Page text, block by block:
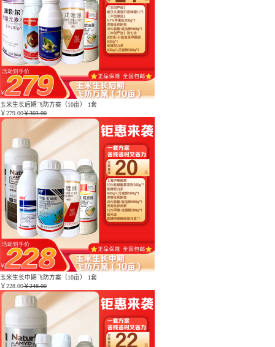
玉米生长后期飞防方案（10亩） 1套
￥279.00￥303.00
玉米生长中期飞防方案（10亩） 1套
￥228.00￥248.00